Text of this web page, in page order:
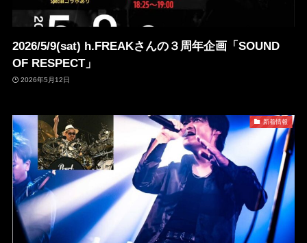
2026/5/9(sat) h.FREAKさんの３周年企画「SOUND
OF RESPECT」
2026年5月12日
新着情報